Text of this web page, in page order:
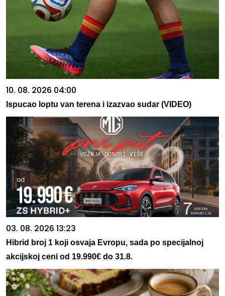
10. 08. 2026 04:00
Ispucao loptu van terena i izazvao sudar (VIDEO)
03. 08. 2026 13:23
Hibrid broj 1 koji osvaja Evropu, sada po specijalnoj
akcijskoj ceni od 19.990€ do 31.8.